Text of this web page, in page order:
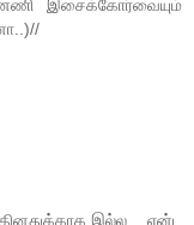
இசைக்கோர்வையும்
இல்ல ...என்ட